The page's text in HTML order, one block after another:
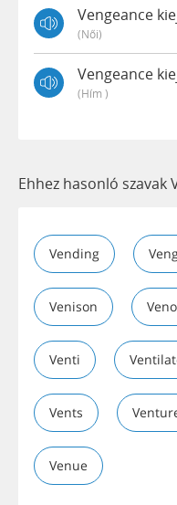
Vengeance
(női)
Vengeance
(hím )
Ehhez hasonló szavak
Vending
Venison
Venti
Vents
Venue